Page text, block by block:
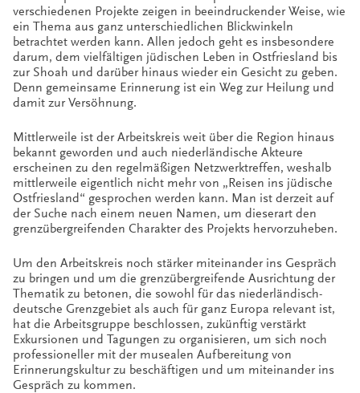
verschiedenen Projekte zeigen in beeindruckender Weise, wie
ein Thema aus ganz unterschiedlichen Blickwinkeln
betrachtet werden kann. Allen jedoch geht es insbesondere
darum, dem vielfältigen jüdischen Leben in Ostfriesland bis
zur Shoah und darüber hinaus wieder ein Gesicht zu geben.
Denn gemeinsame Erinnerung ist ein Weg zur Heilung und
damit zur Versöhnung.
Mittlerweile ist der Arbeitskreis weit über die Region hinaus
bekannt geworden und auch niederländische Akteure
erscheinen zu den regelmäßigen Netzwerktreffen, weshalb
mittlerweile eigentlich nicht mehr von „Reisen ins jüdische
Ostfriesland“ gesprochen werden kann. Man ist derzeit auf
der Suche nach einem neuen Namen, um dieserart den
grenzübergreifenden Charakter des Projekts hervorzuheben.
Um den Arbeitskreis noch stärker miteinander ins Gespräch
zu bringen und um die grenzübergreifende Ausrichtung der
Thematik zu betonen, die sowohl für das niederländisch-
deutsche Grenzgebiet als auch für ganz Europa relevant ist,
hat die Arbeitsgruppe beschlossen, zukünftig verstärkt
Exkursionen und Tagungen zu organisieren, um sich noch
professioneller mit der musealen Aufbereitung von
Erinnerungskultur zu beschäftigen und um miteinander ins
Gespräch zu kommen.